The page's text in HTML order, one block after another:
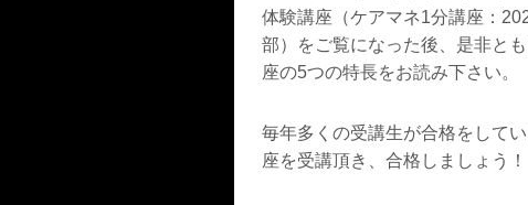
体験講座（ケアマネ1分講座：
部）をご覧になった後、是非と
座の5つの特長をお読み下さい。
毎年多くの受講生が合格をして
座を受講頂き、合格しましょう！